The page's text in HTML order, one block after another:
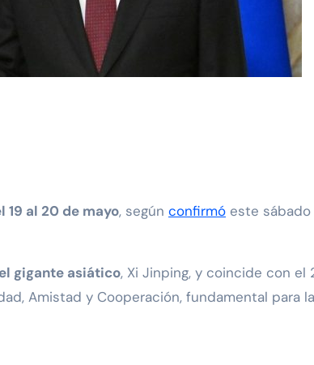
19 al 20 de mayo, según confirmó este sábado
gigante asiático, Xi Jinping, y coincide con el
Amistad y Cooperación, fundamental para